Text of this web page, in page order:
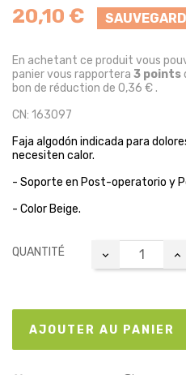
20,10 €
En achetant ce produit vous
panier vous rapportera 3 points
bon de réduction de 0,36 €.
CN: 163097
Faja algodón indicada para
necesiten calor.
- Soporte en Post-operatorio y
- Color Beige.
QUANTITÉ
AJOUTER AU PANIER